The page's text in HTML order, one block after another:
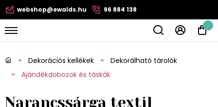
webshop@ewalds.hu 96 884 138
Dekorációs kellékek
Dekorálható tárolók
Ajándékdobozok és táskák
Narancssárga textil